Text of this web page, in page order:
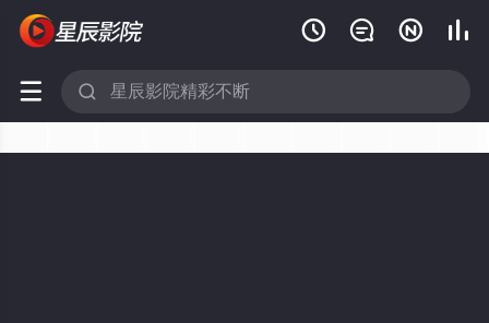
   
 